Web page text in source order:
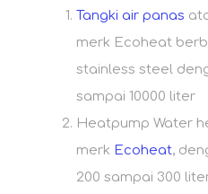
Tangki air panas
merk Ecoheat
stainless steel
sampai 10000 liter
Heatpump Water
merk Ecoheat,
200 sampai 300